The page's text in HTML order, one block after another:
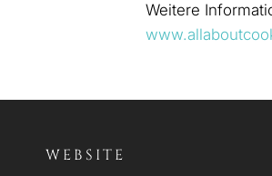
Weitere
WEBSITE